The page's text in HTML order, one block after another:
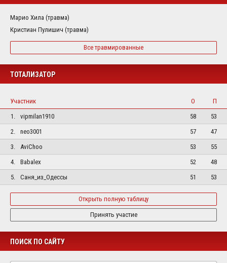
Марио Хила (травма)
Кристиан Пулишич (травма)
Все травмированные
ТОТАЛИЗАТОР
Участник О
П
1.
vipmilan1910 58
53
2.
neo3001 57
47
3.
AviChoo 53
55
4.
Babalex 52
48
5.
Саня_из_Одессы 51 53
Открыть полную таблицу
Принять участие
ПОИСК ПО САЙТУ